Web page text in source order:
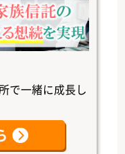
で一緒に成長し